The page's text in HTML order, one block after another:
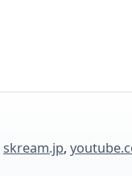
skream.jp,